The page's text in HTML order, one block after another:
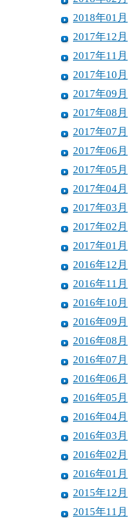
2018年01月
2017年12月
2017年11月
2017年10月
2017年09月
2017年08月
2017年07月
2017年06月
2017年05月
2017年04月
2017年03月
2017年02月
2017年01月
2016年12月
2016年11月
2016年10月
2016年09月
2016年08月
2016年07月
2016年06月
2016年05月
2016年04月
2016年03月
2016年02月
2016年01月
2015年12月
2015年11月